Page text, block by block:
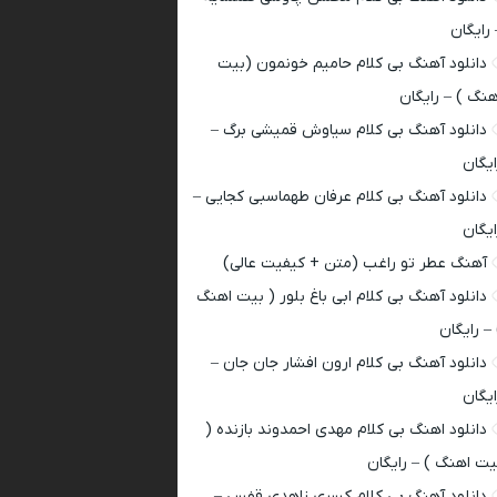
رایگان
دانلود آهنگ بی کلام حامیم خونمون (بیت
) – رایگان
دانلود آهنگ بی کلام سیاوش قمیشی برگ –
دانلود آهنگ بی کلام عرفان طهماسبی کجایی –
آهنگ عطر تو راغب (متن + کیفیت عالی)
دانلود آهنگ بی کلام ابی باغ بلور ( بیت اهنگ
– رایگان
دانلود آهنگ بی کلام ارون افشار جان جان –
دانلود اهنگ بی کلام مهدی احمدوند بازنده (
اهنگ ) – رایگان